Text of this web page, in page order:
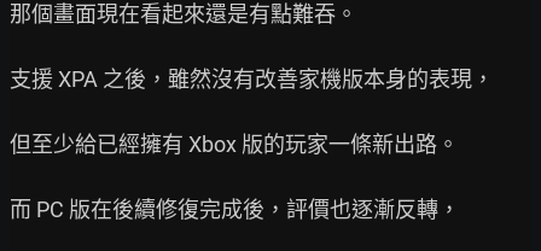
那個畫面現在看起來還是有點難吞。
支援 XPA 之後，雖然沒有改善家機版本身的表現，
但至少給已經擁有 Xbox 版的玩家一條新出路。
而 PC 版在後續修復完成後，評價也逐漸反轉，